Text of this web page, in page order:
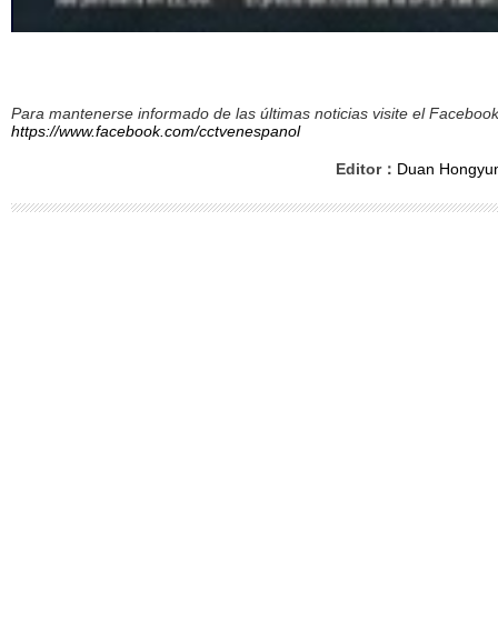
Para mantenerse informado de las últimas noticias visite el
https://www.facebook.com/cctvenespanol
Editor： Duan